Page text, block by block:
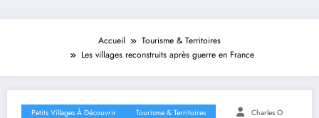
Accueil
Tourisme & Territoires
Les villages reconstruits après guerre en France
Petits Villages À Découvrir Tourisme & Territoires Charles O